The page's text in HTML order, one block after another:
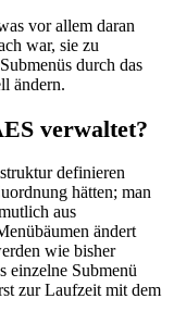
vor allem daran
war, sie zu
durch das
ändern.
verwaltet?
definieren
hätten; man
aus
ändert
wie bisher
einzelne Submenü
zur Laufzeit mit dem